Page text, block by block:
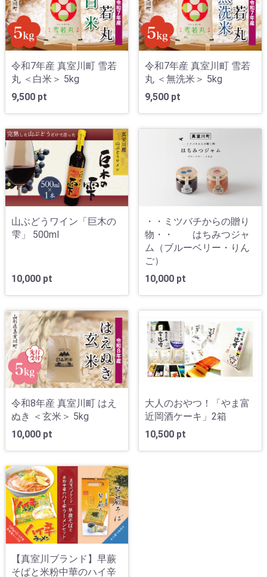
令和7年産 真室川町 雪若
丸 ＜白米＞ 5kg
9,500 pt
令和7年産 真室川町 雪若
丸 ＜無洗米＞ 5kg
9,500 pt
山ぶどうワイン「巨木の
雫」 500ml
10,000 pt
・・ミツバチからの贈り
物・・ はちみつジャ
ム（ブルーベリー・りん
ご）
10,000 pt
令和8年産 真室川町 はえ
ぬき ＜玄米＞ 5kg
10,000 pt
大人のおやつ！「やま富
近岡酒ケーキ」2箱
10,500 pt
【真室川ブランド】早蕨
そばと米粉中華のハイ辛